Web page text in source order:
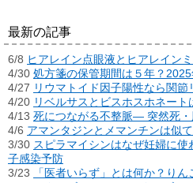
最新の記事
6/8 ヒアレイン点眼液とヒアレイン
4/30 処方箋の保管期間は５年？
4/27 リウマトイド因子陽性なら関節
4/20 リベルサスとビスホスホネート
4/13 死につながる不整脈― 突然死
4/6 アマンタジンとメマンチンは似
3/30 スピラマイシンはなぜ妊婦に
子感染予防
3/23
「医者いらず」とは何か？り